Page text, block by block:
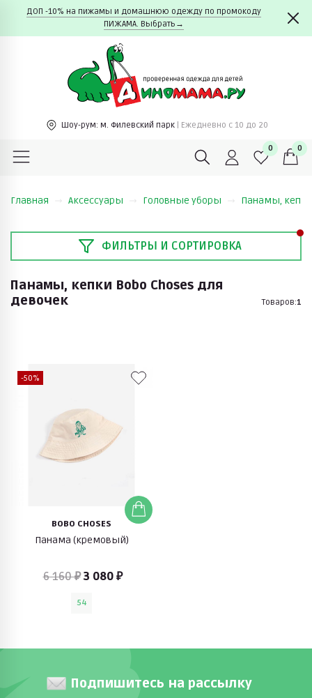
ДОП -10% на пижамы и домашнюю одежду по промокоду
ПИЖАМА. Выбрать→
Шоу-рум: м. Филевский парк | Ежедневно c 10 до 20
0 0
Главная Аксессуары Головные уборы Панамы, кепки
ФИЛЬТРЫ И СОРТИРОВКА
Панамы, кепки Bobo Choses для
девочек
Товаров:1
-50%
BOBO CHOSES
Панама (кремовый)
6 160 ₽3 080 ₽
54
Подпишитесь на рассылку